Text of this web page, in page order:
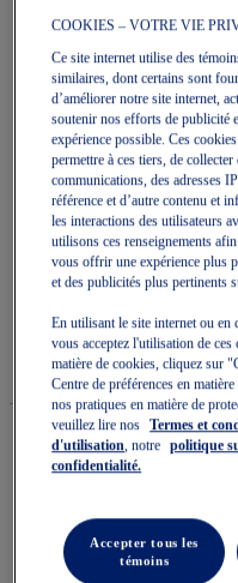
beginning
images
GT-2000 14
Chaussures De Course Pour
Aucune
produit
moyenne
180,00 $
Quantité
COOKIES – VOTRE VIE
Ce site internet utilise des
similaires, dont certains sont
d’améliorer notre site internet,
soutenir nos efforts de publicité
expérience possible. Ces
permettre à ces tiers, de
communications, des adresses
référence et d’autre contenu et
les interactions des utilisateurs
utilisons ces renseignements
vous offrir une expérience plus
et des publicités plus pertinents
En utilisant le site internet ou en
vous acceptez l'utilisation de
matière de cookies, cliquez sur
Centre de préférences en
nos pratiques en matière de
veuillez lire nos
Termes et
d'utilisation , notre politique
confidentialité.
Accepter tous les
témoins